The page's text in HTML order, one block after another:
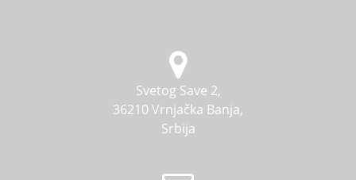
Svetog Save 2,
36210 Vrnjačka Banja,
Srbija